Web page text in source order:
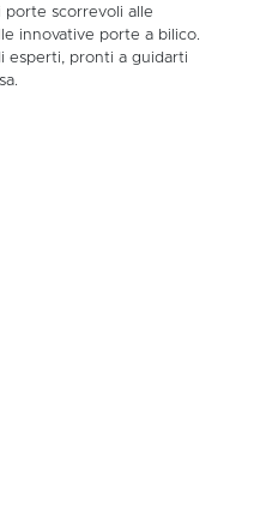
porte scorrevoli alle
innovative porte a bilico.
esperti, pronti a guidarti